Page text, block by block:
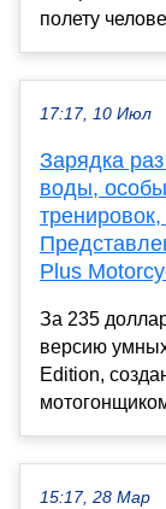
полету
17:17, 10 Июл
Зарядка
воды,
Plus
За 235
версию
Edition,
15:17, 28 Мар